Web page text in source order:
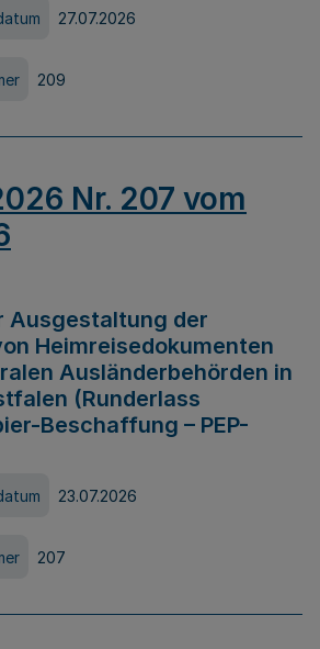
27.07.2026
209
Nr. 207 vom
Ausgestaltung der
Heimreisedokumenten
Ausländerbehörden in
(Runderlass
Beschaffung – PEP-
23.07.2026
207